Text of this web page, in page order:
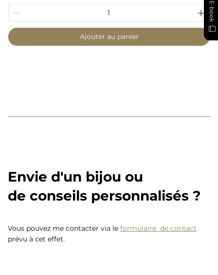
Ajouter au panier
Envie d'un bijou ou
de conseils personnalisés ?
Vous pouvez me contacter via le formulaire de contact
prévu à cet effet.
E-book